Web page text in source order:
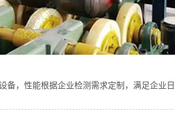
，性能根据企业检测需求定制，满足企业日